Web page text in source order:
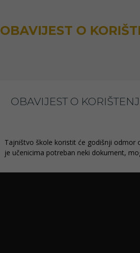
OBAVIJEST O
OBAVIJEST O
Tajništvo škole koristit će godišnji odmor
je učenicima potreban neki dokument,